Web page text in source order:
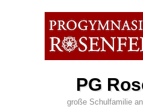
PG
große Schulfamilie